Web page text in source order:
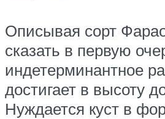
Описывая сорт
сказать в первую
индетерминантное
достигает в высоту
Нуждается куст в